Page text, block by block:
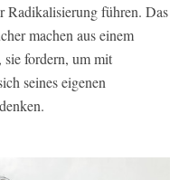
Radikalisierung führen. Das
machen aus einem
fordern, um mit
seines eigenen